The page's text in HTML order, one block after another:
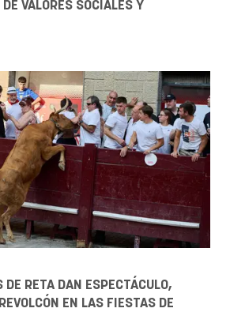
VALORES SOCIALES Y
DE RETA DAN ESPECTÁCULO,
EN LAS FIESTAS DE